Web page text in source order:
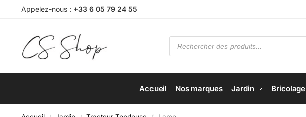
Appelez-nous : +33 6 05 79 24 55
Accueil Nos marques Jardin Bricolage